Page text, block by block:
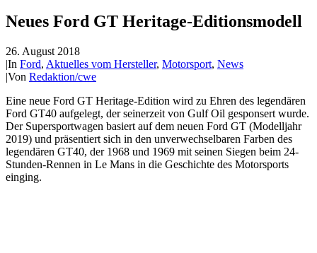
Neues Ford GT Heritage-Editionsmodell
26. August 2018
|In Ford, Aktuelles vom Hersteller, Motorsport, News
|Von Redaktion/cwe
Eine neue Ford GT Heritage-Edition wird zu Ehren des legendären
Ford GT40 aufgelegt, der seinerzeit von Gulf Oil gesponsert wurde.
Der Supersportwagen basiert auf dem neuen Ford GT (Modelljahr
2019) und präsentiert sich in den unverwechselbaren Farben des
legendären GT40, der 1968 und 1969 mit seinen Siegen beim 24-
Stunden-Rennen in Le Mans in die Geschichte des Motorsports
einging.